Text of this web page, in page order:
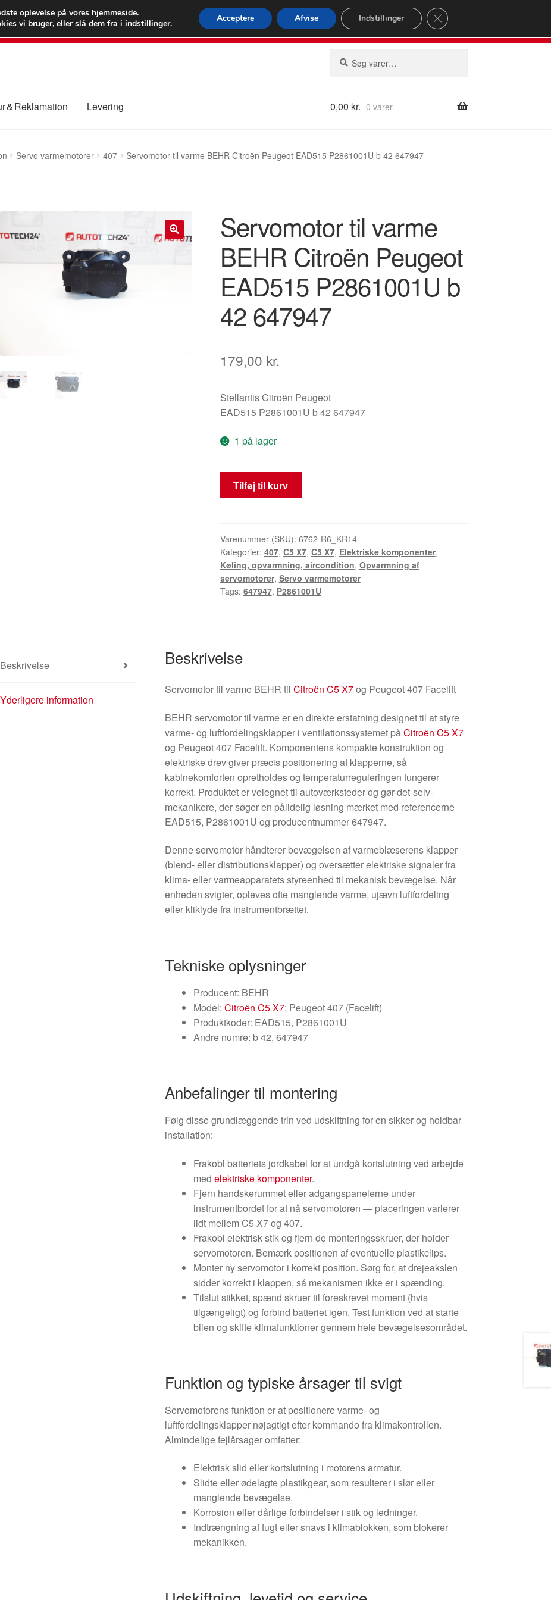
55 kr.
FEDEX verdensomspændende forsendelse
80 82 72 02Man-fre 9-16
efter:
& Reklamation Levering 0,00 kr. 0 varer
Servo varmemotorer 407 Servomotor til varme BEHR Citroën Peugeot EAD515 P2861001U b 42 647947
🔍
Servomotor til varme
BEHR Citroën Peugeot
EAD515 P2861001U b
42 647947
179,00 kr.
Stellantis Citroën Peugeot
EAD515 P2861001U b 42 647947
1 på lager
Servomotor
Citroën
Peugeot
EAD515
P2861001U
b
Tilføj til kurv
Varenummer (SKU): 6762-R6_KR14
Kategorier: 407, C5 X7, C5 X7, Elektriske komponenter,
Køling, opvarmning, aircondition, Opvarmning af
servomotorer, Servo varmemotorer
Tags: 647947, P2861001U
Beskrivelse
Yderligere information
Beskrivelse
Servomotor til varme BEHR tilCitroën C5 X7og Peugeot 407 Facelift
BEHR servomotor til varme er en direkte erstatning designet til at styre
varme- og luftfordelingsklapper i ventilationssystemet påCitroën C5 X7
og Peugeot 407 Facelift. Komponentens kompakte konstruktion og
elektriske drev giver præcis positionering af klapperne, så
kabinekomforten opretholdes og temperaturreguleringen fungerer
korrekt. Produktet er velegnet til autoværksteder og gør-det-selv-
mekanikere, der søger en pålidelig løsning mærket med referencerne
EAD515, P2861001U og producentnummer 647947.
Denne servomotor håndterer bevægelsen af varmeblæserens klapper
(blend- eller distributionsklapper) og oversætter elektriske signaler fra
klima- eller varmeapparatets styreenhed til mekanisk bevægelse. Når
enheden svigter, opleves ofte manglende varme, ujævn luftfordeling
eller kliklyde fra instrumentbrættet.
Tekniske oplysninger
Producent: BEHR
Model:Citroën C5 X7; Peugeot 407 (Facelift)
Produktkoder: EAD515, P2861001U
Andre numre: b 42, 647947
Anbefalinger til montering
Følg disse grundlæggende trin ved udskiftning for en sikker og holdbar
installation:
Frakobl batteriets jordkabel for at undgå kortslutning ved arbejde
medelektriske komponenter.
Fjern handskerummet eller adgangspanelerne under
instrumentbordet for at nå servomotoren — placeringen varierer
lidt mellem C5 X7 og 407.
Frakobl elektrisk stik og fjern de monteringsskruer, der holder
servomotoren. Bemærk positionen af eventuelle plastikclips.
Monter ny servomotor i korrekt position. Sørg for, at drejeakslen
sidder korrekt i klappen, så mekanismen ikke er i spænding.
Tilslut stikket, spænd skruer til foreskrevet moment (hvis
tilgængeligt) og forbind batteriet igen. Test funktion ved at starte
bilen og skifte klimafunktioner gennem hele bevægelsesområdet.
Funktion og typiske årsager til svigt
Servomotorens funktion er at positionere varme- og
luftfordelingsklapper nøjagtigt efter kommando fra klimakontrollen.
Almindelige fejlårsager omfatter:
Elektrisk slid eller kortslutning i motorens armatur.
Slidte eller ødelagte plastikgear, som resulterer i slør eller
manglende bevægelse.
Korrosion eller dårlige forbindelser i stik og ledninger.
Indtrængning af fugt eller snavs i klimablokken, som blokerer
mekanikken.
oplevelse på vores hjemmeside.
vi bruger, eller slå dem fra iindstillinger. Acceptere Afvise Indstillinger Close GDPR Cookie Banner